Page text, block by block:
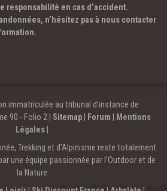
responsabilité en cas d’accident.
n’hésitez pas à nous contacter
immatriculée au tribunal d’instance de
90 - Folio 2 | Sitemap| Forum
Mentions
Légales
Trekking et d'Alpinisme reste totalement
une équipe passionnée par l’Outdoor et de
la Nature.